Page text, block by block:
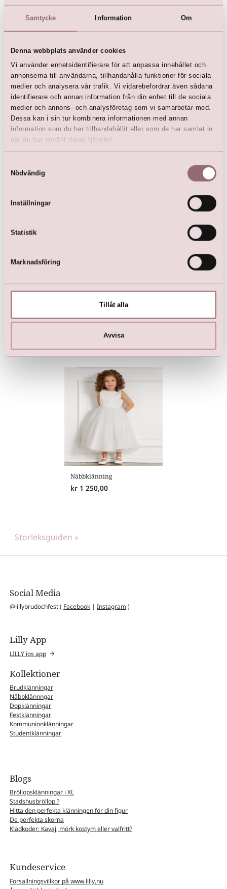
Samtycke Information Om
Denna webbplats använder cookies
Vi använder enhetsidentifierare för att anpassa innehållet och
annonserna till användarna, tillhandahålla funktioner för sociala
medier och analysera vår trafik. Vi vidarebefordrar även sådana
identifierare och annan information från din enhet till de sociala
medier och annons- och analysföretag som vi samarbetar med.
Dessa kan i sin tur kombinera informationen med annan
information som du har tillhandahållit eller som de har samlat in
när du har använt deras tjänster.
Nödvändig
Inställningar
Statistik
Marknadsföring
Tillåt alla
Avvisa
Satin bolero jacket (cream)
kr 599,00
Bolero (mörkblå) Näbbklänning
Näbbklänning
kr 1 250,00
Storleksguiden »
Social Media
@lillybrudochfest ( Facebook |Instagram)
Lilly App
LILLY ios app
Kollektioner
Brudklänningar
Näbbklännngar
Dopklänningar
Festklänningar
Kommunionklänningar
Studentklänningar
Blogs
Bröllopsklänningar i XL
Stadshusbröllop ?
Hitta den perfekta klänningen för din figur
De perfekta skorna
Klädkoder: Kavaj, mörk kostym eller valfritt?
Kundeservice
Forsällningsvillkor på www.lilly.nu